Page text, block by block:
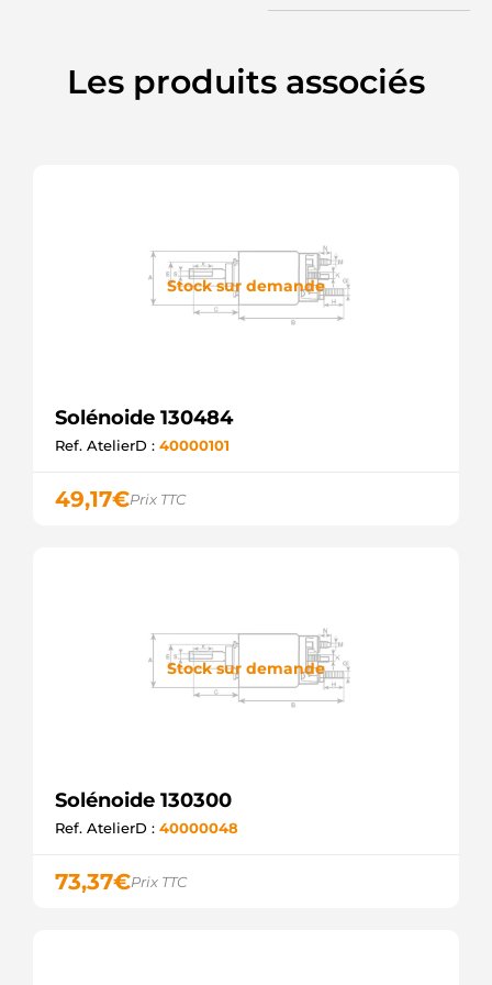
Les produits associés
Stock sur demande
Solénoide 130484
Ref. AtelierD : 40000101
49,17€Prix TTC
Stock sur demande
Solénoide 130300
Ref. AtelierD : 40000048
73,37€Prix TTC